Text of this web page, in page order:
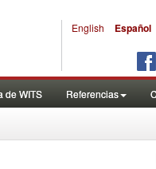
English Español
de WITS Referencias